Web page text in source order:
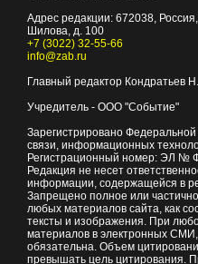
Адрес редакции: 672038,
Шилова, д. 100
+7 (3022) 32-55-66
info@zab.ru
Главный редактор Кондратьев
Учредитель - ООО "Событие"
Зарегистрировано
связи, информационных
Регистрационный номер: ЭЛ №
Редакция не несет
информации, содержащейся в
Запрещено полное или
любых материалов сайта, как
тексты и изображения. При
материалов в электронных
обязательна. Объем
превышать цель цитирования.